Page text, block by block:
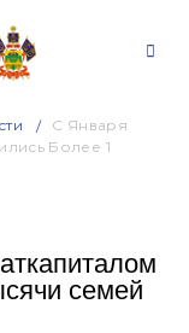
С Января
Более 1
семей